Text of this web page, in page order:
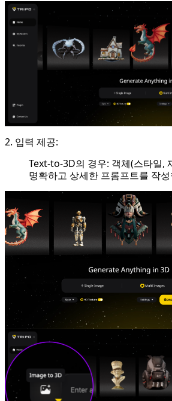
2. 입력 제공:
Text-to-3D의 경우: 객체(스타일,
명확하고 상세한 프롬프트를 작